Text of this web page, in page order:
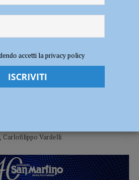
Conad: 3-1 al Marudo
– Secondo test e
Carlofilippo Vardelli
accetti la privacy policy